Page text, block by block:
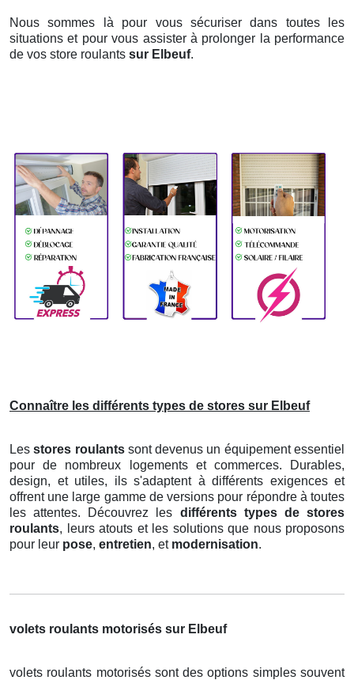
Nous sommes là pour vous sécuriser dans toutes les
situations et pour vous assister à prolonger la performance
de vos store roulants sur Elbeuf.
Connaître les différents types de stores sur Elbeuf
Lesstores roulantssont devenus un équipement essentiel
pour de nombreux logements et commerces. Durables,
design, et utiles, ils s'adaptent à différents exigences et
offrent une large gamme de versions pour répondre à toutes
les attentes. Découvrez les différents types de stores
roulants, leurs atouts et les solutions que nous proposons
pour leur pose, entretien, et modernisation.
volets roulants motorisés sur Elbeuf
volets roulants motorisés sont des options simples souvent